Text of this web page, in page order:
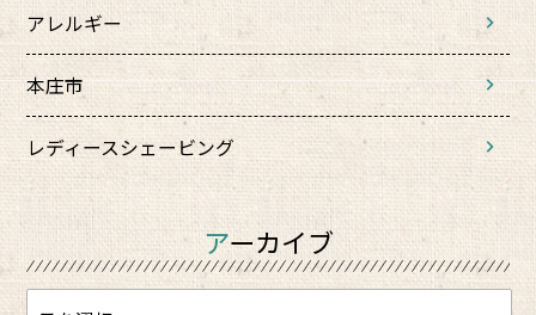
アレルギー
本庄市
レディースシェービング
アーカイブ